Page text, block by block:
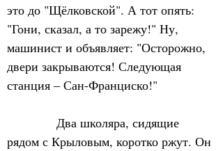
это до "Щёлковской". А тот опять:
"Гони, сказал, а то зарежу!" Ну,
машинист и объявляет: "Осторожно,
двери закрываются! Следующая
станция – Сан-Франциско!"
Два школяра, сидящие
рядом с Крыловым, коротко ржут. Он